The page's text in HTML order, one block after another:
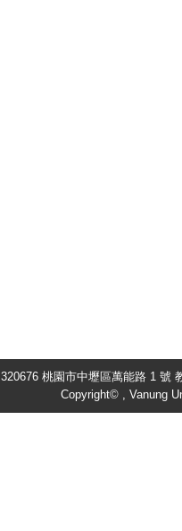
320676 桃園市中壢區萬能路 1 號
Copyright© , Vanung